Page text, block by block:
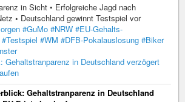
in Sicht • Erfolgreiche Jagd nach
• Deutschland gewinnt Testspiel vor
#GuMo #NRW #EU-Gehalts-
#Testspiel #WM #DFB-Pokalauslosung #Biker
Gehaltstranparenz in Deutschland verzögert
Gehaltstranparenz in Deutschland